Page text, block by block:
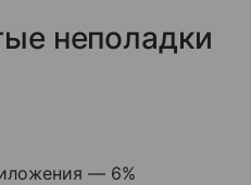
неполадки
— 6%